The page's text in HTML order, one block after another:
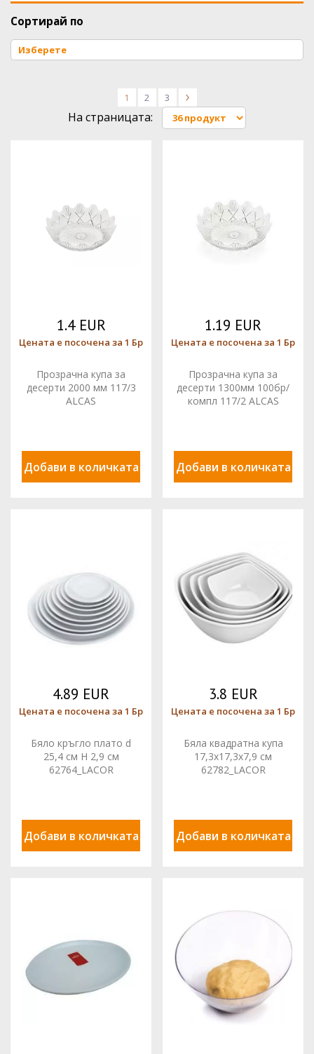
Сортирай по
1 2 3 >
На страницата:
1.4 EUR
Цената е посочена за 1 Бр
Прозрачна купа за
десерти 2000 мм 117/3
ALCAS
Добави в количката
1.19 EUR
Цената е посочена за 1 Бр
Прозрачна купа за
десерти 1300мм 100бр/
компл 117/2 ALCAS
Добави в количката
4.89 EUR
Цената е посочена за 1 Бр
Бяло кръгло плато d
25,4 см H 2,9 см
62764_LACOR
Добави в количката
3.8 EUR
Цената е посочена за 1 Бр
Бяла квадратна купа
17,3x17,3x7,9 см
62782_LACOR
Добави в количката